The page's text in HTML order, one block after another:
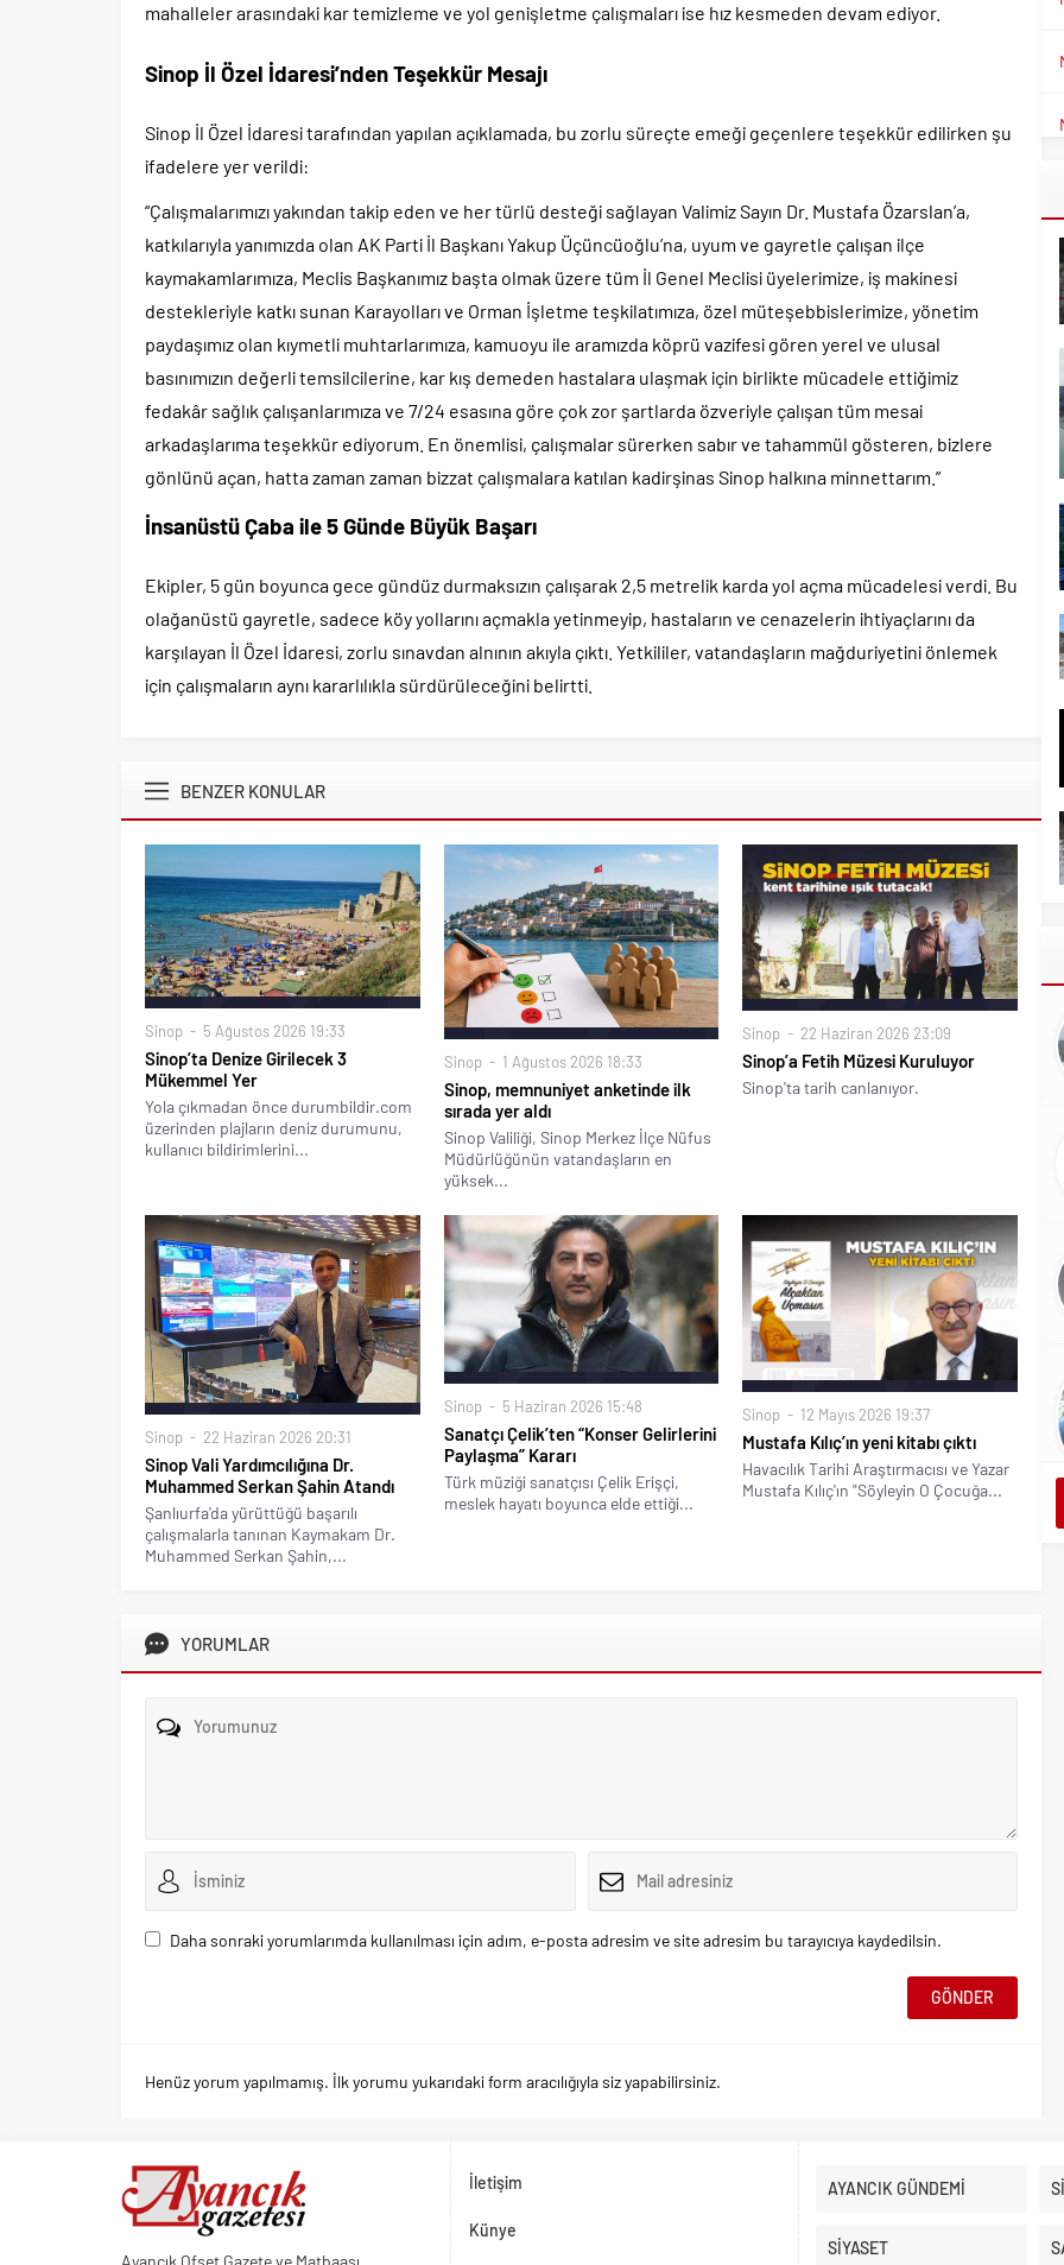
mahalleler arasındaki kar temizleme ve yol genişletme çalışmaları ise hız kesmeden devam ediyor.
Sinop İl Özel İdaresi’nden Teşekkür Mesajı
Sinop İl Özel İdaresi tarafından yapılan açıklamada, bu zorlu süreçte emeği geçenlere teşekkür edilirken şu
ifadelere yer verildi:
“Çalışmalarımızı yakından takip eden ve her türlü desteği sağlayan Valimiz Sayın Dr. Mustafa Özarslan’a,
katkılarıyla yanımızda olan AK Parti İl Başkanı Yakup Üçüncüoğlu’na, uyum ve gayretle çalışan ilçe
kaymakamlarımıza, Meclis Başkanımız başta olmak üzere tüm İl Genel Meclisi üyelerimize, iş makinesi
destekleriyle katkı sunan Karayolları ve Orman İşletme teşkilatımıza, özel müteşebbislerimize, yönetim
paydaşımız olan kıymetli muhtarlarımıza, kamuoyu ile aramızda köprü vazifesi gören yerel ve ulusal
basınımızın değerli temsilcilerine, kar kış demeden hastalara ulaşmak için birlikte mücadele ettiğimiz
fedakâr sağlık çalışanlarımıza ve 7/24 esasına göre çok zor şartlarda özveriyle çalışan tüm mesai
arkadaşlarıma teşekkür ediyorum. En önemlisi, çalışmalar sürerken sabır ve tahammül gösteren, bizlere
gönlünü açan, hatta zaman zaman bizzat çalışmalara katılan kadirşinas Sinop halkına minnettarım.”
İnsanüstü Çaba ile 5 Günde Büyük Başarı
Ekipler, 5 gün boyunca gece gündüz durmaksızın çalışarak 2,5 metrelik karda yol açma mücadelesi verdi. Bu
olağanüstü gayretle, sadece köy yollarını açmakla yetinmeyip, hastaların ve cenazelerin ihtiyaçlarını da
karşılayan İl Özel İdaresi, zorlu sınavdan alnının akıyla çıktı. Yetkililer, vatandaşların mağduriyetini önlemek
için çalışmaların aynı kararlılıkla sürdürüleceğini belirtti.
BENZER KONULAR
Sinop 5 Ağustos 2026 19:33
Sinop’ta Denize Girilecek 3
Mükemmel Yer
Yola çıkmadan önce durumbildir.com
üzerinden plajların deniz durumunu,
kullanıcı bildirimlerini...
Sinop 1 Ağustos 2026 18:33
Sinop, memnuniyet anketinde ilk
sırada yer aldı
Sinop Valiliği, Sinop Merkez İlçe Nüfus
Müdürlüğünün vatandaşların en
yüksek...
Sinop 22 Haziran 2026 23:09
Sinop’a Fetih Müzesi Kuruluyor
Sinop'ta tarih canlanıyor.
Sinop 22 Haziran 2026 20:31
Sinop Vali Yardımcılığına Dr.
Muhammed Serkan Şahin Atandı
Şanlıurfa'da yürüttüğü başarılı
çalışmalarla tanınan Kaymakam Dr.
Muhammed Serkan Şahin,...
Sinop 5 Haziran 2026 15:48
Sanatçı Çelik’ten “Konser Gelirlerini
Paylaşma” Kararı
Türk müziği sanatçısı Çelik Erişçi,
meslek hayatı boyunca elde ettiği...
Sinop 12 Mayıs 2026 19:37
Mustafa Kılıç’ın yeni kitabı çıktı
Havacılık Tarihi Araştırmacısı ve Yazar
Mustafa Kılıç'ın "Söyleyin O Çocuğa...
YORUMLAR
Daha sonraki yorumlarımda kullanılması için adım, e-posta adresim ve site adresim bu tarayıcıya kaydedilsin.
Henüz yorum yapılmamış. İlk yorumu yukarıdaki form aracılığıyla siz yapabilirsiniz.
Ayancık Ofset Gazete ve Matbaası
İletişim
Künye
AYANCIK GÜNDEMİ
SİYASET